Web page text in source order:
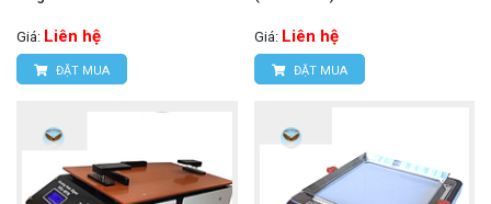
Giá: Liên hệ
ĐẶT MUA
Giá: Liên hệ
ĐẶT MUA